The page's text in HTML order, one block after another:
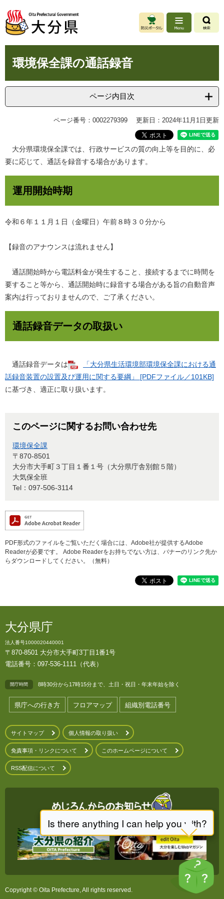
ジ
先
。
ュ
を
て
環境保全課の通話録音
ページ内目次
ページ番号：0002279399 更新日：2024年11月1日更新
大分県環境保全課では、行政サービスの質の向上等を目的に、必
要に応じて、通話を録音する場合があります。
運用開始時期
令和６年１１月１日（金曜日）午前８時３０分から
【録音のアナウンスは流れません】
通話開始時から電話料金が発生すること、接続するまでに時間を
要すること等から、通話開始時に録音する場合がある旨の自動音声
案内は行っておりませんので、ご了承ください。
通話録音データの取扱い
通話録音データは
「大分県生活環境部環境保全課における通
話録音装置の設置及び運用に関する要綱」 [PDFファイル／101KB]
に基づき、適正に取り扱います。
このページに関するお問い合わせ先
環境保全課
〒870-8501
大分市大手町３丁目１番１号（大分県庁舎別館５階）
大気保全班
Tel：097-506-3114
PDF形式のファイルをご覧いただく場合には、Adobe社が提供するAdobe
Readerが必要です。
Adobe Readerをお持ちでない方は、バナーのリンク先か
らダウンロードしてください。（無料）
大分県庁
法人番号1000020440001
〒870-8501 大分市大手町3丁目1番1号
電話番号：097-536-1111（代表）
開庁時間 8時30分から17時15分まで、土日・祝日・年末年始を除く
県庁への行き方 フロアマップ 組織別電話番号
サイトマップ 個人情報の取り扱い
免責事項・リンクについて このホームページについて
RSS配信について
Copyright © Oita Prefecture, All rights reserved.